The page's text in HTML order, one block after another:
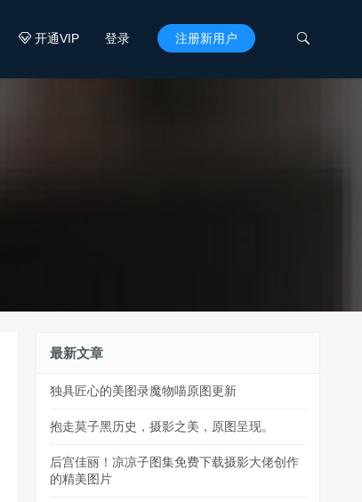
开通VIP 登录 注册新用户 
最新文章
独具匠心的美图录魔物喵原图更新
抱走莫子黑历史，摄影之美，原图呈现。
后宫佳丽！凉凉子图集免费下载摄影大佬创作
的精美图片